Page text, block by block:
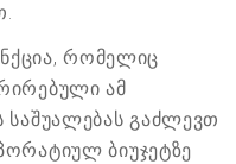
რომელიც
ამ
გაძლევთ
ბიუჯეტზე